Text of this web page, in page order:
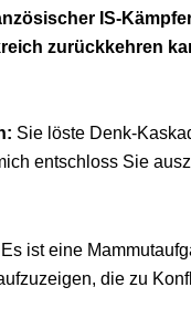
IS-
zurückkehren
Sie löste Denk-
entschloss Sie
ist eine
die zu